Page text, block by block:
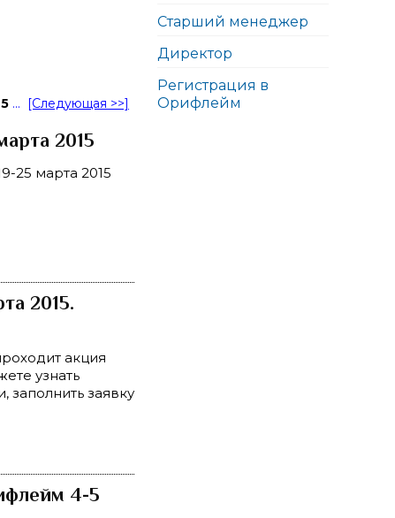
5 ... [Следующая >>]
2015
25 марта 2015
2015.
акция
узнать
заполнить заявку
4-5
Старший менеджер
Директор
Регистрация в
Орифлейм